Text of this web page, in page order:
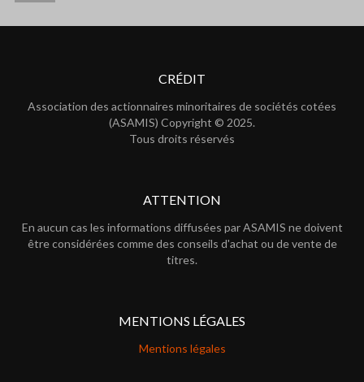
CRÉDIT
Association des actionnaires minoritaires de sociétés cotées
(ASAMIS) Copyright © 2025.
Tous droits réservés
ATTENTION
En aucun cas les informations diffusées par ASAMIS ne doivent
être considérées comme des conseils d'achat ou de vente de
titres.
MENTIONS LÉGALES
Mentions légales